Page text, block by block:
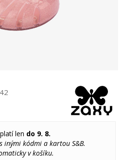
platí len do 9. 8.
inými kódmi a kartou S&B.
v košíku.